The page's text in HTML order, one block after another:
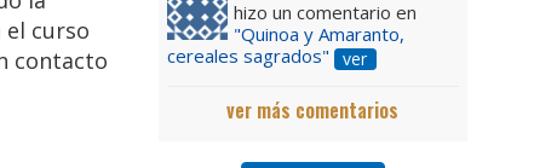
curso
contacto
hizo un comentario en
"Quinoa y Amaranto,
cereales sagrados"
ver
ver más comentarios